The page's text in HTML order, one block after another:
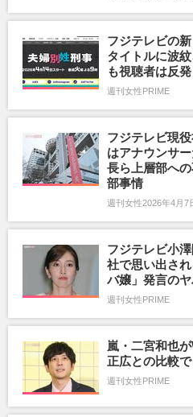
フジテレビの
タイトルに波
も視聴者は反発
週刊女性PRIME
フジテレビ現
はアナウンサ
長ら上層部へ
部事情
週刊女性2026年4月7
フジテレビ小
社で思い出さ
バ嬢」発言のヤ
週刊女性PRIME
嵐・二宮和也
正広との比較
週刊女性PRIME